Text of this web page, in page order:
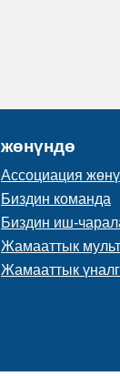
Ассоциация
Биздин команда
Биздин иш-
Жамааттык
Жамааттык